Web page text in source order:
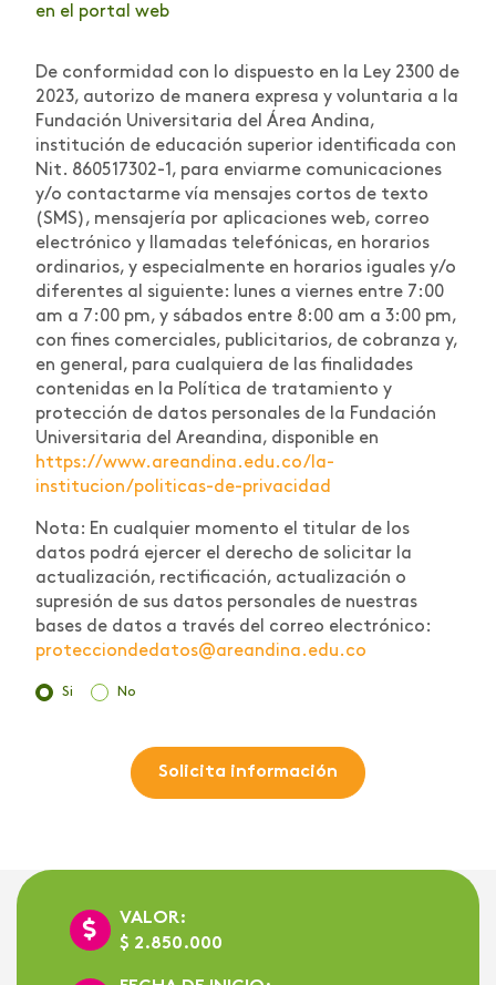
en el portal web
De conformidad con lo dispuesto en la Ley 2300 de
2023, autorizo de manera expresa y voluntaria a la
Fundación Universitaria del Área Andina,
institución de educación superior identificada con
Nit. 860517302-1, para enviarme comunicaciones
y/o contactarme vía mensajes cortos de texto
(SMS), mensajería por aplicaciones web, correo
electrónico y llamadas telefónicas, en horarios
ordinarios, y especialmente en horarios iguales y/o
diferentes al siguiente: lunes a viernes entre 7:00
am a 7:00 pm, y sábados entre 8:00 am a 3:00 pm,
con fines comerciales, publicitarios, de cobranza y,
en general, para cualquiera de las finalidades
contenidas en la Política de tratamiento y
protección de datos personales de la Fundación
Universitaria del Areandina, disponible en
https://www.areandina.edu.co/la-
institucion/politicas-de-privacidad
Nota: En cualquier momento el titular de los
datos podrá ejercer el derecho de solicitar la
actualización, rectificación, actualización o
supresión de sus datos personales de nuestras
bases de datos a través del correo electrónico:
protecciondedatos@areandina.edu.co
Si No
Solicita información
VALOR:
$ 2.850.000